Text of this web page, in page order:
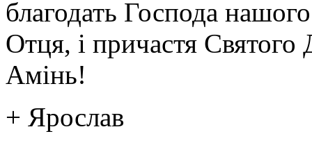
благодать Господа
Отця, і причастя Святого
Амінь!
+ Ярослав